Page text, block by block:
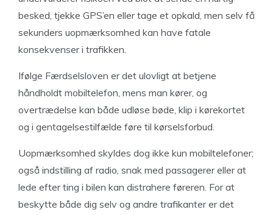
besked, tjekke GPS’en eller tage et opkald, men selv få
sekunders uopmærksomhed kan have fatale
konsekvenser i trafikken.
Ifølge Færdselsloven er det ulovligt at betjene
håndholdt mobiltelefon, mens man kører, og
overtrædelse kan både udløse bøde, klip i kørekortet
og i gentagelsestilfælde føre til kørselsforbud.
Uopmærksomhed skyldes dog ikke kun mobiltelefoner;
også indstilling af radio, snak med passagerer eller at
lede efter ting i bilen kan distrahere føreren. For at
beskytte både dig selv og andre trafikanter er det